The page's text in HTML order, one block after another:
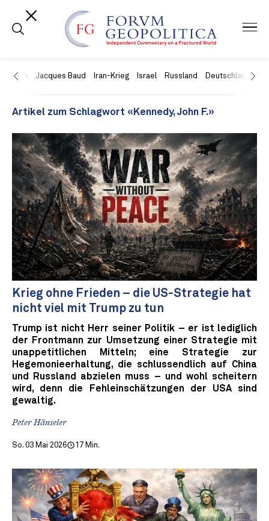
USA Jacques Baud Iran-Krieg Israel Russland Deutschland
Artikel zum Schlagwort «Kennedy, John F.»
Krieg ohne Frieden – die US-Strategie hat
nicht viel mit Trump zu tun
Trump ist nicht Herr seiner Politik – er ist lediglich
der Frontmann zur Umsetzung einer Strategie mit
unappetitlichen Mitteln; eine Strategie zur
Hegemonieerhaltung, die schlussendlich auf China
und Russland abzielen muss – und wohl scheitern
wird, denn die Fehleinschätzungen der USA sind
gewaltig.
Peter Hänseler
So. 03 Mai 2026 17 Min.